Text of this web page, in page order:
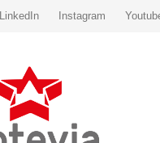
LinkedIn Instagram